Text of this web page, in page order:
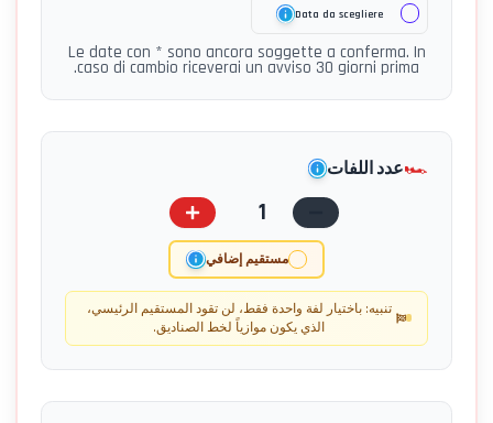
Data da scegliere
Le date con * sono ancora soggette a conferma. In
caso di cambio riceverai un avviso 30 giorni prima.
🏎️عدد اللفات
1
مستقيم إضافي
تنبيه: باختيار لفة واحدة فقط، لن تقود المستقيم الرئيسي،
الذي يكون موازياً لخط الصناديق.